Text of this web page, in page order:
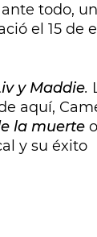
ante todo,
el 15 de
y Maddie.
aquí,
la muerte o
y su éxito